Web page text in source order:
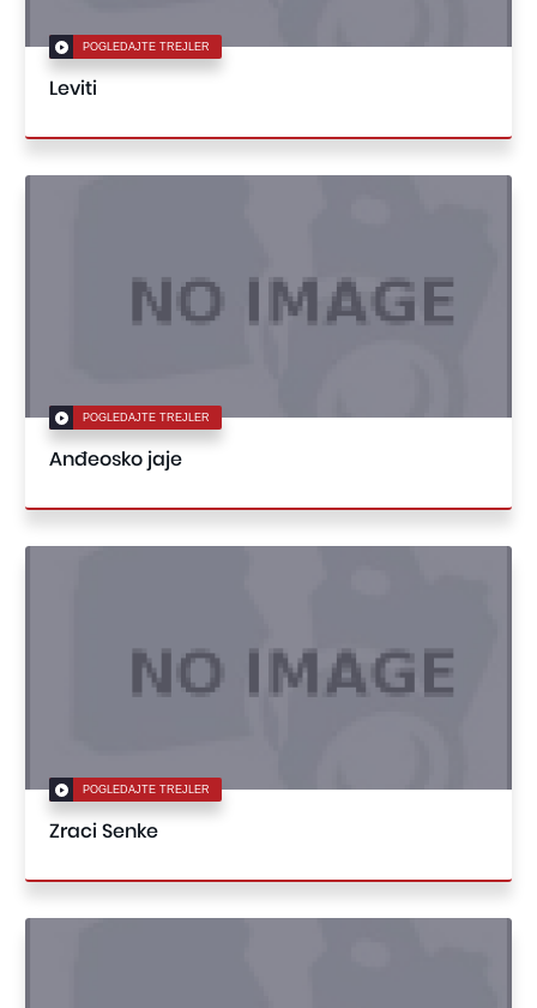
POGLEDAJTE TREJLER
Leviti
POGLEDAJTE TREJLER
Anđeosko jaje
POGLEDAJTE TREJLER
Zraci Senke